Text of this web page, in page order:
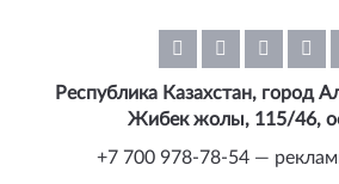
Республика Казахстан, город
Жибек жолы, 115/46,
+7 700 978-78-54 —